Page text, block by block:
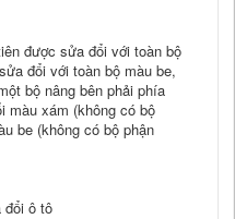
được sửa đổi với toàn bộ
đổi với toàn bộ màu be,
bộ nâng bên phải phía
màu xám (không có bộ
be (không có bộ phận
đổi ô tô